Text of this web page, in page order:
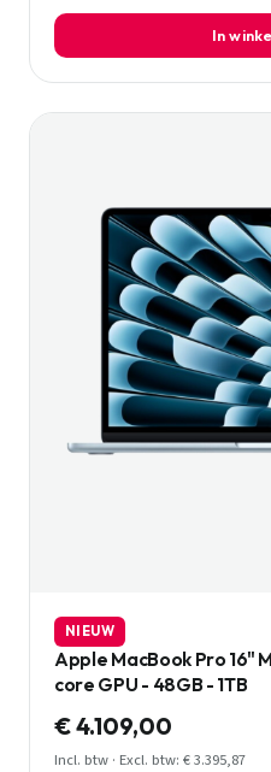
In
NIEUW
Apple MacBook Pro 16"
core GPU - 48GB - 1TB
€ 4.109,00
Incl. btw · Excl. btw: € 3.395,87